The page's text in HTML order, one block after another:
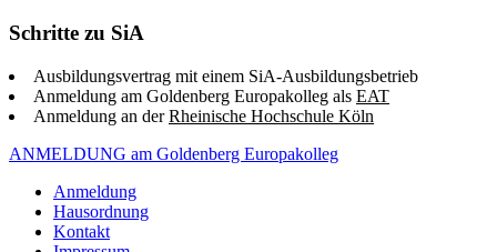
Schritte zu SiA
Ausbildungsvertrag mit einem SiA-Ausbildungsbetrieb
Anmeldung am Goldenberg Europakolleg als EAT
Anmeldung an derRheinische Hochschule Köln
ANMELDUNG am Goldenberg Europakolleg
Anmeldung
Hausordnung
Kontakt